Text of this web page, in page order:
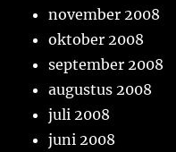
november 2008
oktober 2008
september 2008
augustus 2008
juli 2008
juni 2008